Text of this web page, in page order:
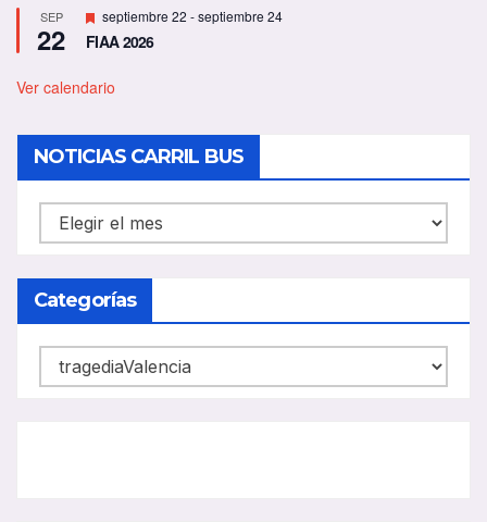
SEP
22
D
e
s
a
d
o
septiembre 22 -septiembre 24
FIAA 2026
Ver calendario
NOTICIAS CARRIL BUS
NOTICIAS
CARRIL
BUS
Categorías
Categorías